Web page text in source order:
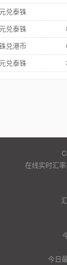
兑泰铢
兑泰铢
兑港币
兑泰铢
在线实时汇
今日